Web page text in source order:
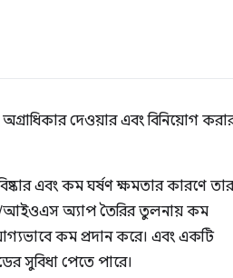
দেওয়ার এবং বিনিয়োগ
এবং কম ঘর্ষণ ক্ষমতার কারণে
আইওএস অ্যাপ তৈরির তুলনায় কম
কম প্রদান করে। এবং একটি
সুবিধা পেতে পারে।